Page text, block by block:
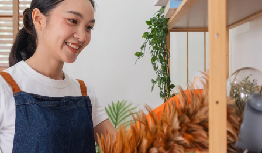
您打造整洁、舒
适且卫生的居住
环境。